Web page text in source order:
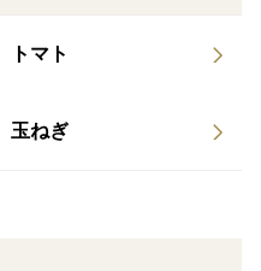
トマト
玉ねぎ